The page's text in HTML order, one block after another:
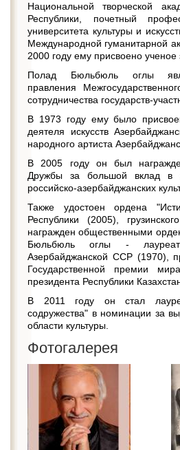
Национальной творческой
Республики, почетный
университета культуры и
Международной гуманитарной
2000 году ему присвоено ученое
Полад Бюльбюль оглы
правления
сотрудничества государств-
В 1973 году ему было
деятеля искусств
народного артиста
В 2005 году он был
Дружбы за большой вклад в
российско-азербайджанских
Также удостоен ордена
Республики (2005),
награжден общественными
Бюльбюль оглы -
Азербайджанской ССР (1970),
Государственной премии
президента Республики
В 2011 году он стал
содружества" в номинации за
области культуры.
Фотогалерея